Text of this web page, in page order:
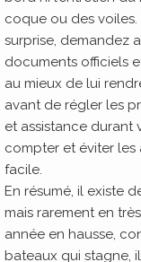
coque ou des
surprise, demandez
documents officiels
au mieux de lui
avant de régler les
et assistance durant
compter et éviter les
facile.
En résumé, il existe
mais rarement en
année en hausse,
bateaux qui stagne,